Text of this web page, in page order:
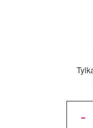
-
ilość
69 -
JEM